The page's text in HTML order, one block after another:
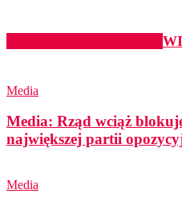
Media
Media: Rząd wciąż
największej partii
Media